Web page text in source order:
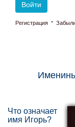
Войти
Регистрация ·
Что означает
имя Игорь?